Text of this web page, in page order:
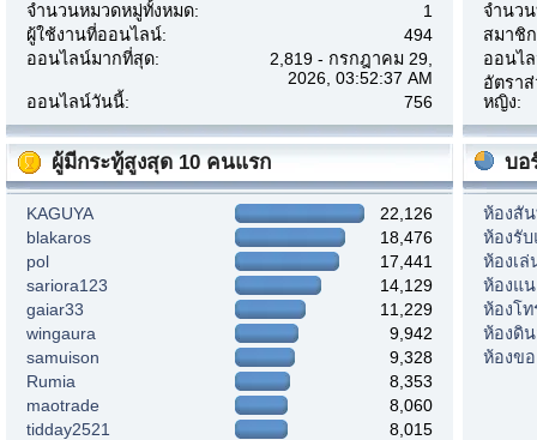
จำนวนหมวดหมู่ทั้งหมด:
1
ผู้ใช้งานที่ออนไลน์:
494
ออนไลน์มากที่สุด:
2,819 - กรกฎาคม 29,
2026, 03:52:37 AM
ออนไลน์วันนี้:
756
จำนว
สมาชิ
ออนไ
อัตรา
หญิง:
ผู้มีกระทู้สูงสุด 10 คนแรก
KAGUYA
22,126
blakaros
18,476
pol
17,441
sariora123
14,129
gaiar33
11,229
wingaura
9,942
samuison
9,328
Rumia
8,353
maotrade
8,060
tidday2521
8,015
บอ
ห้องสั
ห้องรั
ห้องเล่
ห้องแ
ห้องโท
ห้องดิ
ห้องขอ